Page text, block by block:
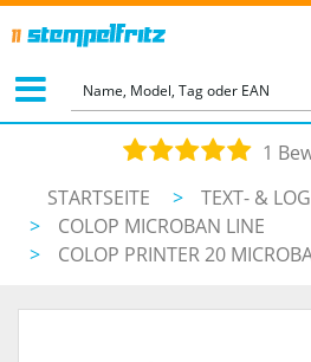
1
STARTSEITE
>
TEXT- &
>
COLOP MICROBAN LINE
>
COLOP PRINTER 20